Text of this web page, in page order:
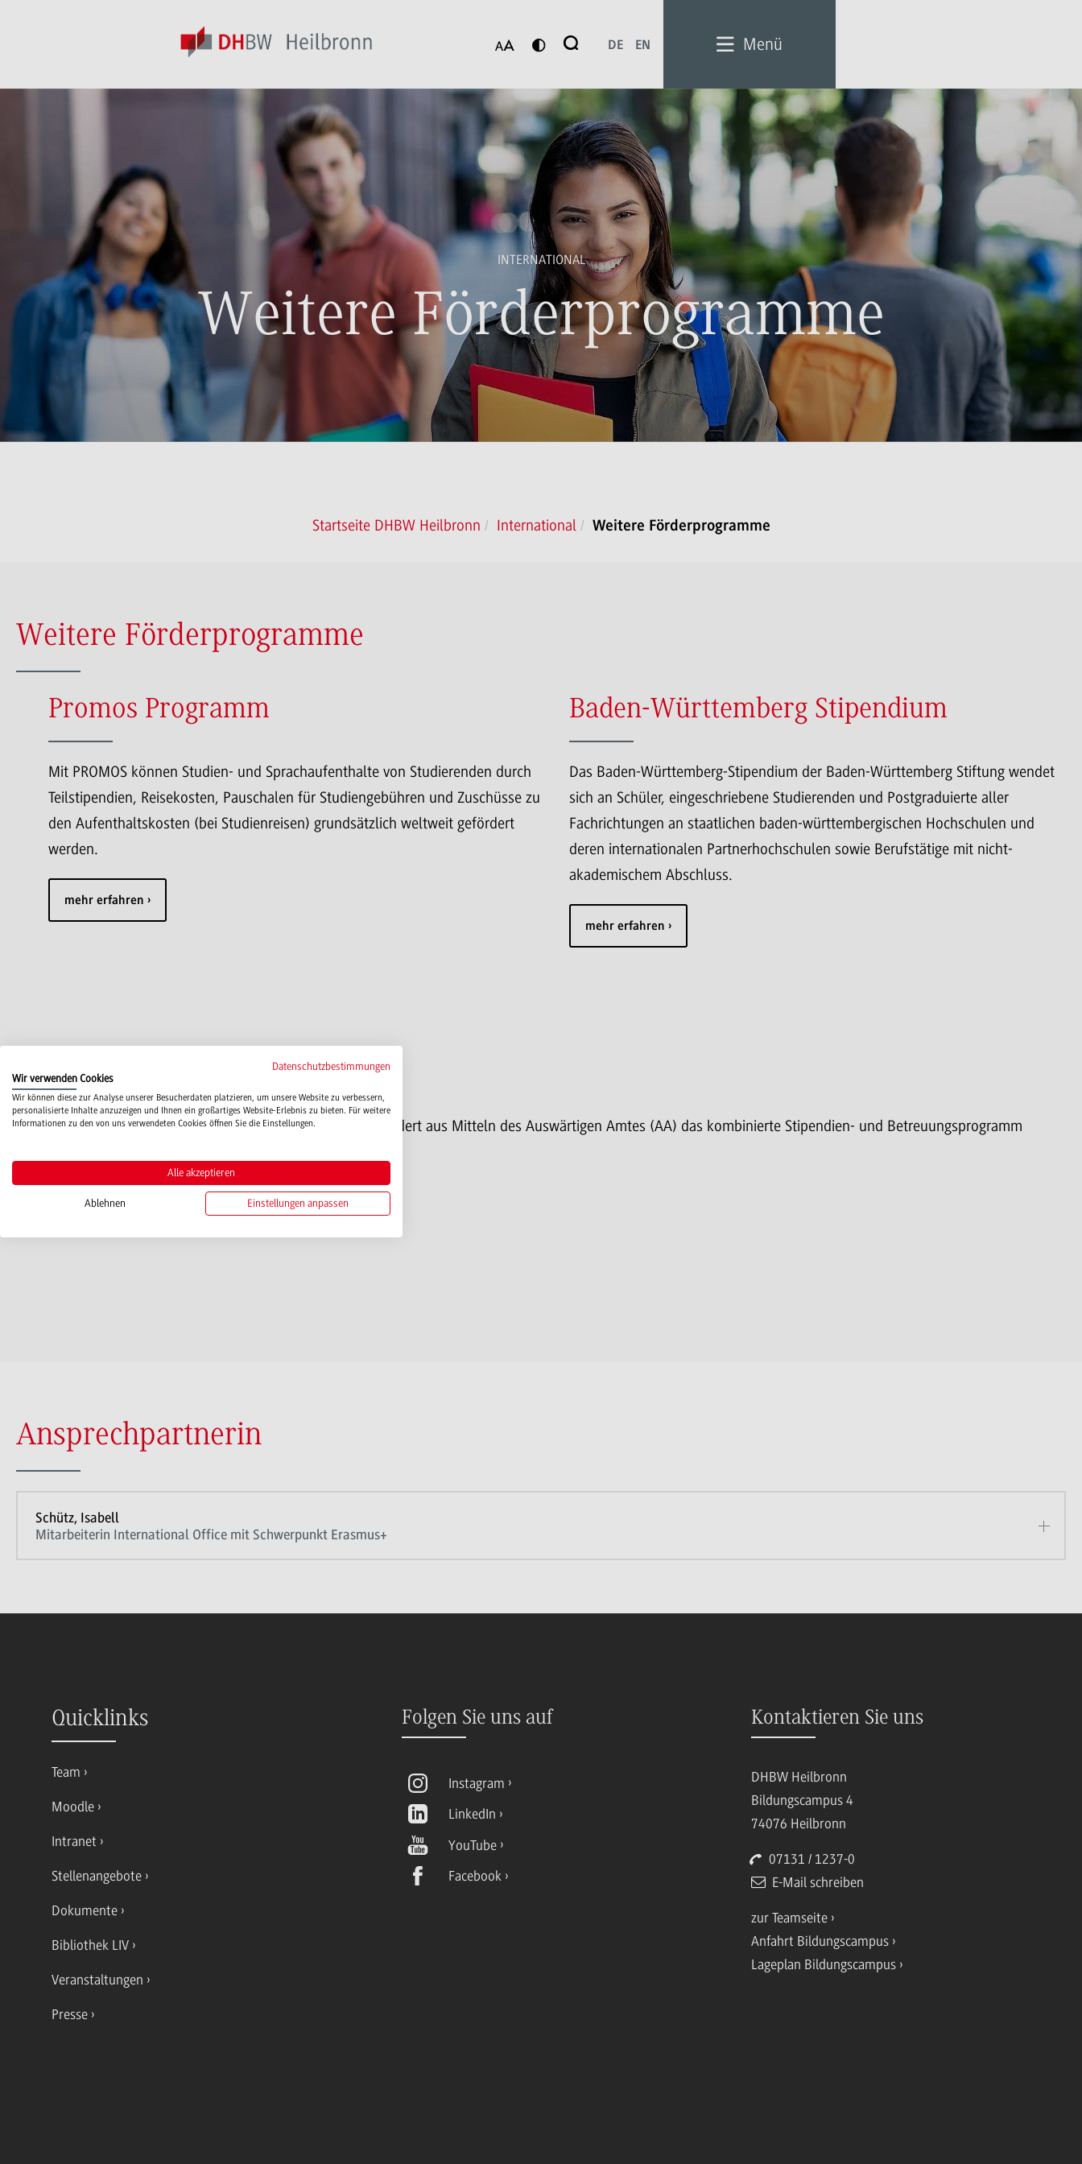
Suche
DE EN Menü
INTERNATIONAL
Weitere Förderprogramme
Startseite DHBW Heilbronn International Weitere Förderprogramme
Weitere Förderprogramme
Promos Programm
Mit PROMOS können Studien- und Sprachaufenthalte von Studierenden durch
Teilstipendien, Reisekosten, Pauschalen für Studiengebühren und Zuschüsse zu
den Aufenthaltskosten (bei Studienreisen) grundsätzlich weltweit gefördert
werden.
mehr erfahren
Baden-Württemberg Stipendium
Das Baden-Württemberg-Stipendium der Baden-Württemberg Stiftung wendet
sich an Schüler, eingeschriebene Studierenden und Postgraduierte aller
Fachrichtungen an staatlichen baden-württembergischen Hochschulen und
deren internationalen Partnerhochschulen sowie Berufstätige mit nicht-
akademischem Abschluss.
mehr erfahren
Stibet und DAAD-Preis
Der Deutsche Akademische Austauschdienst (DAAD) fördert aus Mitteln des Auswärtigen Amtes (AA) das kombinierte Stipendien- und Betreuungsprogramm
mehr erfahren
Ansprechpartnerin
Schütz, Isabell
Mitarbeiterin International Office mit Schwerpunkt Erasmus+
Quicklinks
Team
Moodle
Intranet
Stellenangebote
Dokumente
Bibliothek LIV
Veranstaltungen
Presse
Folgen Sie uns auf
Instagram
LinkedIn
YouTube
Facebook
Kontaktieren Sie uns
DHBW Heilbronn
Bildungscampus 4
74076 Heilbronn
07131 / 1237-0
E-Mail schreiben
zur Teamseite
Anfahrt Bildungscampus
Lageplan Bildungscampus
Datenschutzbestimmungen
Wir verwenden Cookies
Wir können diese zur Analyse unserer Besucherdaten platzieren, um unsere Website zu verbessern,
personalisierte Inhalte anzuzeigen und Ihnen ein großartiges Website-Erlebnis zu bieten. Für weitere
Informationen zu den von uns verwendeten Cookies öffnen Sie die Einstellungen.
Alle akzeptieren
Ablehnen Einstellungen anpassen